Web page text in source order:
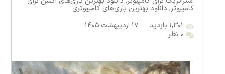
کامپیوتر, دانلود بهترین بازی‌های کامپیوتری
۱,۳۰۱ بازدید
۱۷ اردیبهشت ۱۴۰۵
۰ نظر